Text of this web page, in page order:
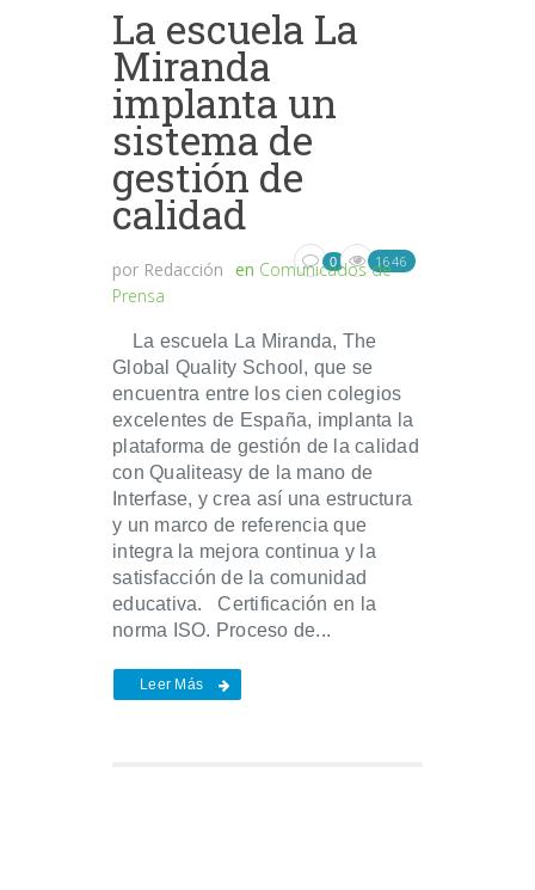
La escuela La
Miranda
implanta un
sistema de
gestión de
calidad
por Redacción en Comunicados de
Prensa
0 1646
La escuela La Miranda, The
Global Quality School, que se
encuentra entre los cien colegios
excelentes de España, implanta la
plataforma de gestión de la calidad
con Qualiteasy de la mano de
Interfase, y crea así una estructura
y un marco de referencia que
integra la mejora continua y la
satisfacción de la comunidad
educativa. Certificación en la
norma ISO. Proceso de...
Leer Más